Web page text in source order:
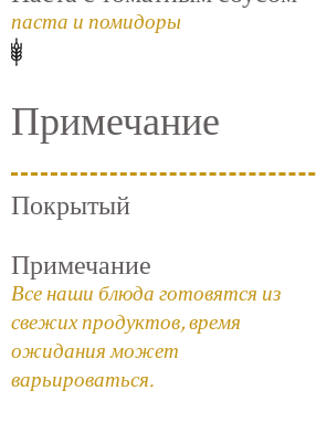
паста и помидоры
Примечание
Покрытый
Примечание
Все наши блюда готовятся из
свежих продуктов, время
ожидания может
варьироваться.